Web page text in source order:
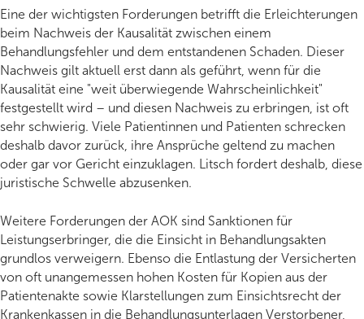
Eine der wichtigsten Forderungen betrifft die Erleichterungen
beim Nachweis der Kausalität zwischen einem
Behandlungsfehler und dem entstandenen Schaden. Dieser
Nachweis gilt aktuell erst dann als geführt, wenn für die
Kausalität eine "weit überwiegende Wahrscheinlichkeit"
festgestellt wird – und diesen Nachweis zu erbringen, ist oft
sehr schwierig. Viele Patientinnen und Patienten schrecken
deshalb davor zurück, ihre Ansprüche geltend zu machen
oder gar vor Gericht einzuklagen. Litsch fordert deshalb, diese
juristische Schwelle abzusenken.
Weitere Forderungen der AOK sind Sanktionen für
Leistungserbringer, die die Einsicht in Behandlungsakten
grundlos verweigern. Ebenso die Entlastung der Versicherten
von oft unangemessen hohen Kosten für Kopien aus der
Patientenakte sowie Klarstellungen zum Einsichtsrecht der
Krankenkassen in die Behandlungsunterlagen Verstorbener,